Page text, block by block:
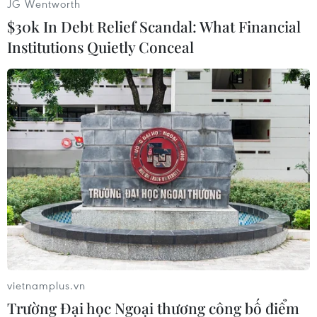
#Champions League #Real Madrid
#Knock-out
#Manchester United
Theo dõi VietnamPlus
TIN CÙNG CHUYÊN MỤC
JG Wentworth
$30k In Debt Relief Scandal: What Financial
Institutions Quietly Conceal
vietnamplus.vn
Trường Đại học Ngoại thương công bố điểm